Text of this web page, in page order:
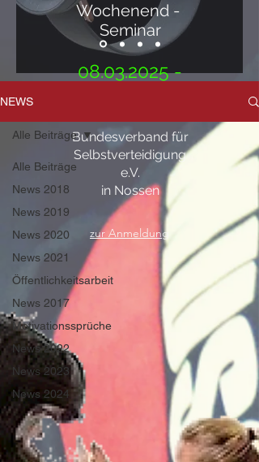
Wochenend -
Seminar
08.03.2025 -
Bundesverband für
Selbstverteidigung
e.V.
in Nossen
zur Anmeldung
NEWS
Alle Beiträge
News 2018
News 2019
News 2020
News 2021
Öffentlichkeitsarbeit
News 2017
Motivationssprüche
News 2022
News 2023
News 2024
Alle Beiträge